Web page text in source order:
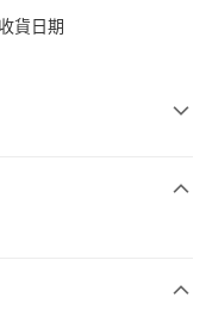
貨日期